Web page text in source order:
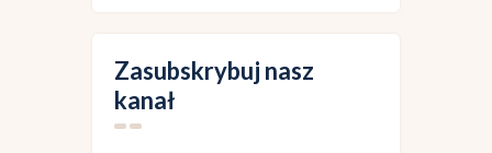
Zasubskrybuj nasz
kanał